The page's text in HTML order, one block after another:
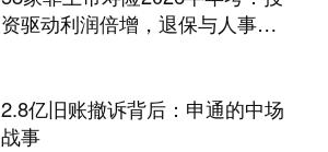
资驱动利润倍增，退保与人事风
2.8亿旧账撤诉背后：申通的中场
战事